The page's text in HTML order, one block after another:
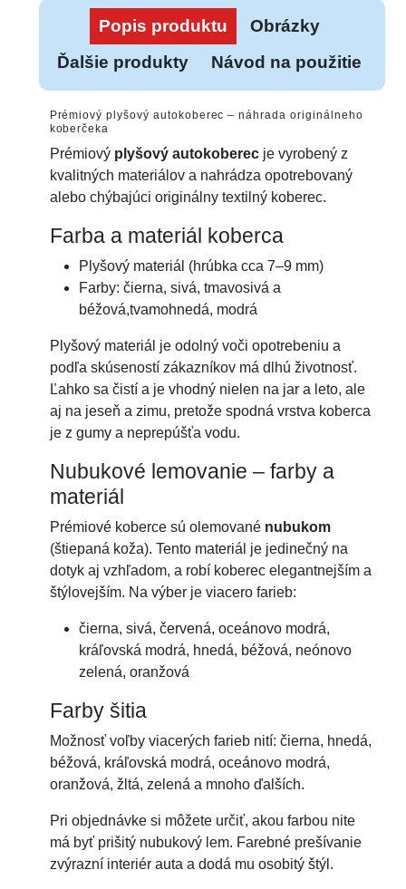
Popis produktu
Obrázky
Ďalšie produkty
Návod na použitie
Prémiový plyšový autokoberec – náhrada originálneho
koberčeka
Prémiový plyšový autokoberecje vyrobený z
kvalitných materiálov a nahrádza opotrebovaný
alebo chýbajúci originálny textilný koberec.
Farba a materiál koberca
Plyšový materiál (hrúbka cca 7–9 mm)
Farby: čierna, sivá, tmavosivá a
béžová,tvamohnedá, modrá
Plyšový materiál je odolný voči opotrebeniu a
podľa skúseností zákazníkov má dlhú životnosť.
Ľahko sa čistí a je vhodný nielen na jar a leto, ale
aj na jeseň a zimu, pretože spodná vrstva koberca
je z gumy a neprepúšťa vodu.
Nubukové lemovanie – farby a
materiál
Prémiové koberce sú olemované nubukom
(štiepaná koža). Tento materiál je jedinečný na
dotyk aj vzhľadom, a robí koberec elegantnejším a
štýlovejším. Na výber je viacero farieb:
čierna, sivá, červená, oceánovo modrá,
kráľovská modrá, hnedá, béžová, neónovo
zelená, oranžová
Farby šitia
Možnosť voľby viacerých farieb nití: čierna, hnedá,
béžová, kráľovská modrá, oceánovo modrá,
oranžová, žltá, zelená a mnoho ďalších.
Pri objednávke si môžete určiť, akou farbou nite
má byť prišitý nubukový lem. Farebné prešívanie
zvýrazní interiér auta a dodá mu osobitý štýl.